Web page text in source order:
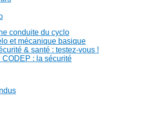
conduite du cyclo
et mécanique basique
& santé : testez-vous !
CODEP : la sécurité